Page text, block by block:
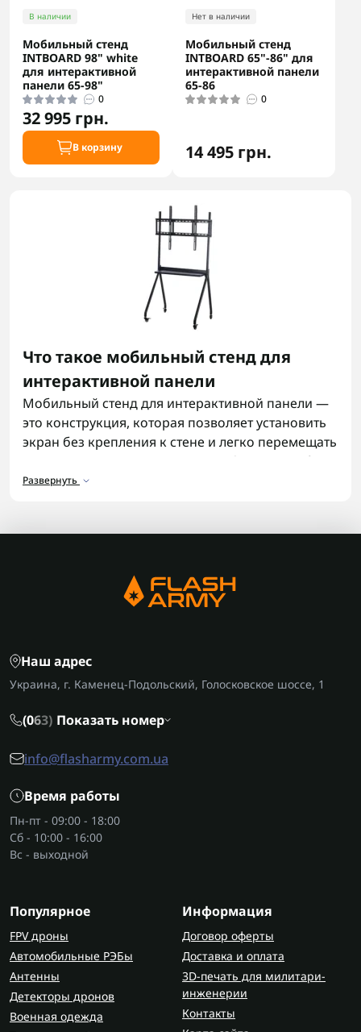
В наличии
Мобильный стенд
INTBOARD 98" white
для интерактивной
панели 65-98"
0
32 995 грн.
В корзину
Нет в наличии
Мобильный стенд
INTBOARD 65"-86" для
интерактивной панели
65-86
0
14 495 грн.
Что такое мобильный стенд для
интерактивной панели
Мобильный стенд для интерактивной панели —
это конструкция, которая позволяет установить
экран без крепления к стене и легко перемещать
его между помещениями. Такой формат удобен в
учебных классах, переговорных комнатах и
интерактивными панелями
в размещении техники.
влияет на удобство использования:
экрана;
дает возможность регулировать высоту;
В информационных зонах или зонах
обслуживания такие аксессуары также
используют вместе с
выборе
Перед тем как выбрать мобильный стенд для
интерактивной панели, стоит учитывать:
совместимость с диагональю и весом экрана;
качество материалов и жесткость конструкции;
наличие колес с фиксацией;
Развернуть
Наш адрес
Украина, г. Каменец-Подольский, Голосковское шоссе, 1
(063) Показать номер
info@flasharmy.com.ua
Время работы
Пн-пт - 09:00 - 18:00
Сб - 10:00 - 16:00
Вс - выходной
Популярное
FPV дроны
Автомобильные РЭБы
Антенны
Детекторы дронов
Военная одежда
Информация
Договор оферты
Доставка и оплата
3D-печать для милитари-
инженерии
Контакты